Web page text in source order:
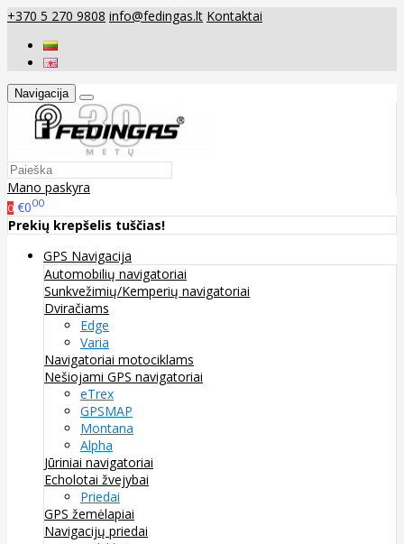
+370 5 270 9808 info@fedingas.lt Kontaktai
Navigacija
Mano paskyra
0 €000
Prekių krepšelis tuščias!
GPS Navigacija
Automobilių navigatoriai
Sunkvežimių/Kemperių navigatoriai
Dviračiams
Edge
Varia
Navigatoriai motociklams
Nešiojami GPS navigatoriai
eTrex
GPSMAP
Montana
Alpha
Jūriniai navigatoriai
Echolotai žvejybai
Priedai
GPS žemėlapiai
Navigacijų priedai